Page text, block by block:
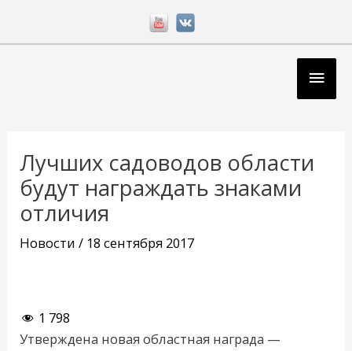
Лучших садоводов области
будут награждать знаками
отличия
Новости / 18 сентября 2017
1 798
Утверждена новая областная награда —
записям